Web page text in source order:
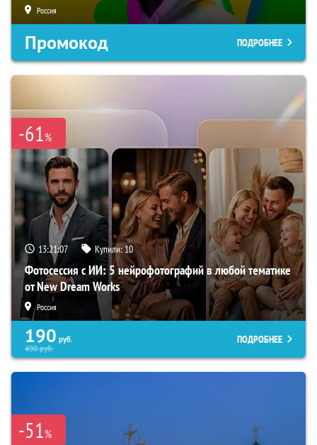
Россия
Промокод ПОДРОБНЕЕ
-61%
13:21:06 Купили:10
Фотосессия с ИИ: 5 нейрофотографий в любой тематике
от New Dream Works
Россия
190 руб.
490руб.
ПОДРОБНЕЕ
-51%